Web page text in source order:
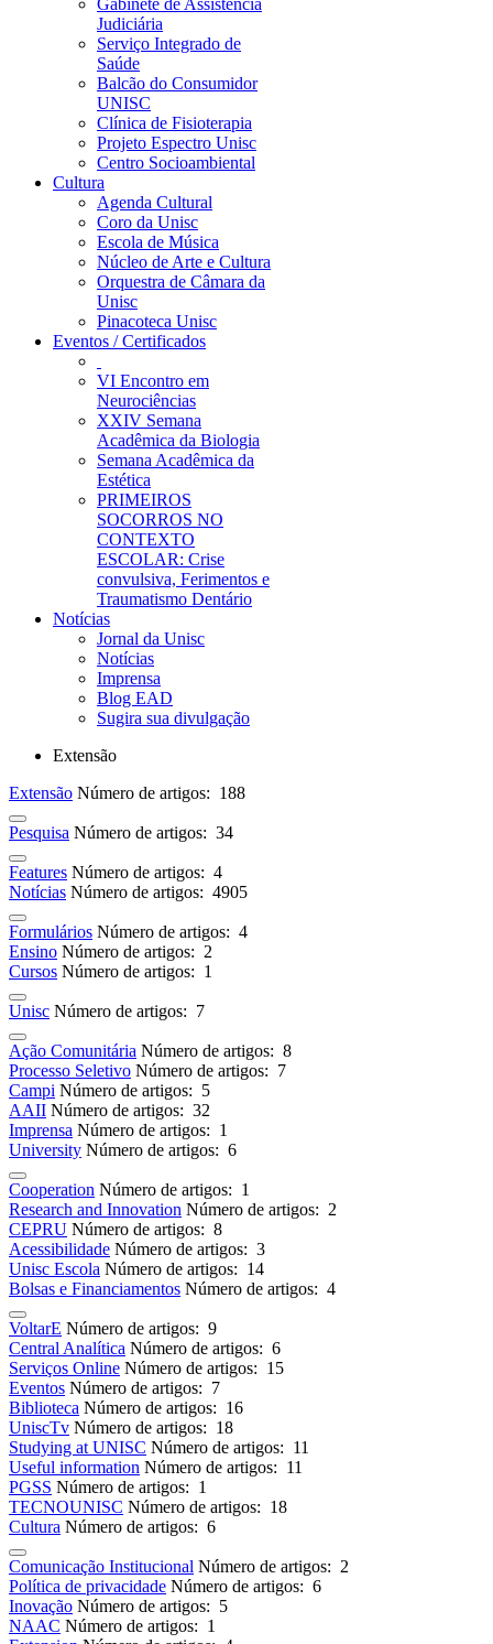
Gabinete de Assistência
Judiciária
Serviço Integrado de
Saúde
Balcão do Consumidor
UNISC
Clínica de Fisioterapia
Projeto Espectro Unisc
Centro Socioambiental
Cultura
Agenda Cultural
Coro da Unisc
Escola de Música
Núcleo de Arte e Cultura
Orquestra de Câmara da
Unisc
Pinacoteca Unisc
Eventos / Certificados
VI Encontro em
Neurociências
XXIV Semana
Acadêmica da Biologia
Semana Acadêmica da
Estética
PRIMEIROS
SOCORROS NO
CONTEXTO
ESCOLAR: Crise
convulsiva, Ferimentos e
Traumatismo Dentário
Notícias
Jornal da Unisc
Notícias
Imprensa
Blog EAD
Sugira sua divulgação
Extensão
Extensão Número de artigos: 188
Pesquisa Número de artigos: 34
Features Número de artigos: 4
Notícias Número de artigos: 4905
Formulários Número de artigos: 4
Ensino Número de artigos: 2
Cursos Número de artigos: 1
Unisc Número de artigos: 7
Ação Comunitária Número de artigos: 8
Processo Seletivo Número de artigos: 7
Campi Número de artigos: 5
AAII Número de artigos: 32
Imprensa Número de artigos: 1
University Número de artigos: 6
Cooperation Número de artigos: 1
Research and Innovation Número de artigos: 2
CEPRU Número de artigos: 8
Acessibilidade Número de artigos: 3
Unisc Escola Número de artigos: 14
Bolsas e Financiamentos Número de artigos: 4
VoltarE Número de artigos: 9
Central Analítica Número de artigos: 6
Serviços Online Número de artigos: 15
Eventos Número de artigos: 7
Biblioteca Número de artigos: 16
UniscTv Número de artigos: 18
Studying at UNISC Número de artigos: 11
Useful information Número de artigos: 11
PGSS Número de artigos: 1
TECNOUNISC Número de artigos: 18
Cultura Número de artigos: 6
Comunicação Institucional Número de artigos: 2
Política de privacidade Número de artigos: 6
Inovação Número de artigos: 5
NAAC Número de artigos: 1